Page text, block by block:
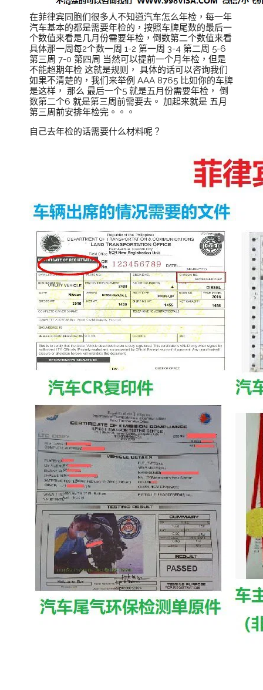
在菲律宾同胞们很多人不知道汽车怎么年检，每一年
汽车基本的都是需要年检的，按照车牌尾数的最后一
个数值来看是几月份需要年检，倒数第二个数值来看
具体那一周每2个数一周 1-2 第一周 3-4 第二周 5-6
第三周 7-0 第四周 当然可以提前一个月年检，但是
不能超期年检 这就是规则， 具体的话可以咨询我们
如果不清楚的，我们来举例 AAA 8765 比如你的车牌
是这样， 那么 最后一个5 就是五月份需要年检， 倒
数第二个6 就是第三周前需要去。 加起来就是 五月
第三周前安排年检完。。。
自己去年检的话需要什么材料呢？